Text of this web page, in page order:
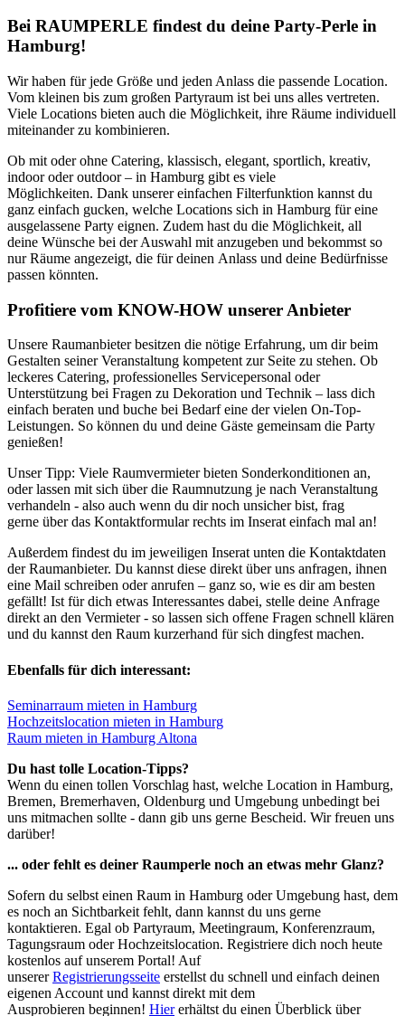
Bei RAUMPERLE findest du deine Party-Perle in
Hamburg!
Wir haben für jede Größe und jeden Anlass die passende Location.
Vom kleinen bis zum großen Partyraum ist bei uns alles vertreten.
Viele Locations bieten auch die Möglichkeit, ihre Räume individuell
miteinander zu kombinieren.
Ob mit oder ohne Catering, klassisch, elegant, sportlich, kreativ,
indoor oder outdoor – in Hamburg gibt es viele
Möglichkeiten. Dank unserer einfachen Filterfunktion kannst du
ganz einfach gucken, welche Locations sich in Hamburg für eine
ausgelassene Party eignen. Zudem hast du die Möglichkeit, all
deine Wünsche bei der Auswahl mit anzugeben und bekommst so
nur Räume angezeigt, die für deinen Anlass und deine Bedürfnisse
passen könnten.
Profitiere vom KNOW-HOW unserer Anbieter
Unsere Raumanbieter besitzen die nötige Erfahrung, um dir beim
Gestalten seiner Veranstaltung kompetent zur Seite zu stehen. Ob
leckeres Catering, professionelles Servicepersonal oder
Unterstützung bei Fragen zu Dekoration und Technik – lass dich
einfach beraten und buche bei Bedarf eine der vielen On-Top-
Leistungen. So können du und deine Gäste gemeinsam die Party
genießen!
Unser Tipp: Viele Raumvermieter bieten Sonderkonditionen an,
oder lassen mit sich über die Raumnutzung je nach Veranstaltung
verhandeln - also auch wenn du dir noch unsicher bist, frag
gerne über das Kontaktformular rechts im Inserat einfach mal an!
Außerdem findest du im jeweiligen Inserat unten die Kontaktdaten
der Raumanbieter. Du kannst diese direkt über uns anfragen, ihnen
eine Mail schreiben oder anrufen – ganz so, wie es dir am besten
gefällt! Ist für dich etwas Interessantes dabei, stelle deine Anfrage
direkt an den Vermieter - so lassen sich offene Fragen schnell klären
und du kannst den Raum kurzerhand für sich dingfest machen.
Ebenfalls für dich interessant:
Seminarraum mieten in Hamburg
Hochzeitslocation mieten in Hamburg
Raum mieten in Hamburg Altona
Du hast tolle Location-Tipps?
Wenn du einen tollen Vorschlag hast, welche Location in Hamburg,
Bremen, Bremerhaven, Oldenburg und Umgebung unbedingt bei
uns mitmachen sollte - dann gib uns gerne Bescheid. Wir freuen uns
darüber!
... oder fehlt es deiner Raumperle noch an etwas mehr Glanz?
Sofern du selbst einen Raum in Hamburg oder Umgebung hast, dem
es noch an Sichtbarkeit fehlt, dann kannst du uns gerne
kontaktieren. Egal ob Partyraum, Meetingraum, Konferenzraum,
Tagungsraum oder Hochzeitslocation. Registriere dich noch heute
kostenlos auf unserem Portal! Auf
unsererRegistrierungsseite erstellst du schnell und einfach deinen
eigenen Account und kannst direkt mit dem
Ausprobieren beginnen! Hiererhältst du einen Überblick über